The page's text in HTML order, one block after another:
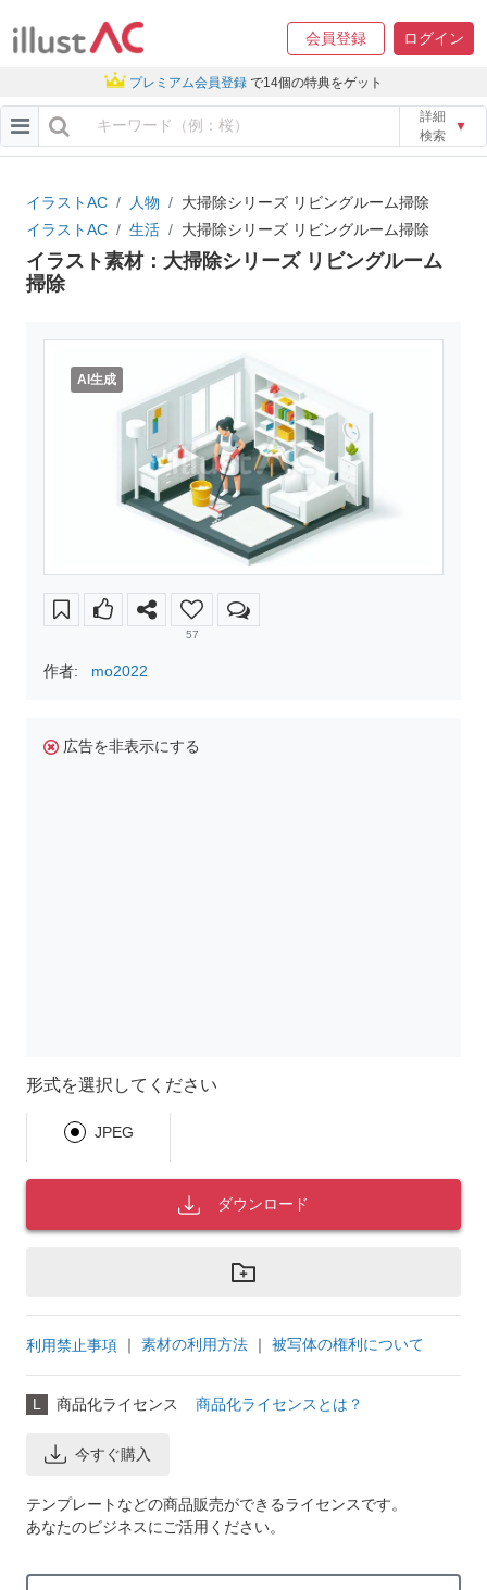
会員登録 ログイン
プレミアム会員登録 で14個の特典をゲット
詳細
検索
▼
イラストAC 人物
大掃除シリーズ リビングルーム掃除
イラストAC
生活 大掃除シリーズ リビングルーム掃除
イラスト素材：大掃除シリーズ リビングルーム
掃除
AI生成
57
作者: mo2022
広告を非表示にする
形式を選択してください
JPEG
ダウンロード
利用禁止事項 ｜ 素材の利用方法 ｜ 被写体の権利について
L 商品化ライセンス 商品化ライセンスとは？
今すぐ購入
テンプレートなどの商品販売ができるライセンスです。
あなたのビジネスにご活用ください。